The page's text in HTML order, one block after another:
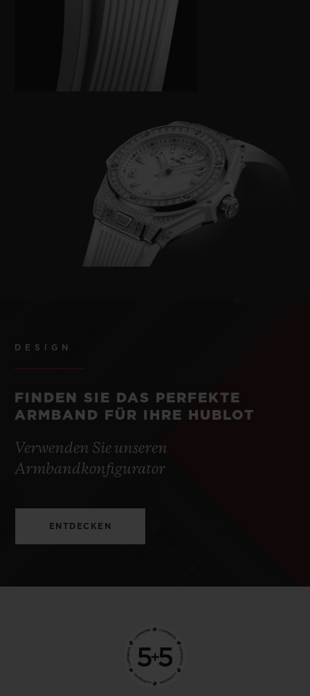
DESIGN
FINDEN SIE DAS PERFEKTE
ARMBAND FÜR IHRE HUBLOT
Verwenden Sie unseren
Armbandkonfigurator
ENTDECKEN